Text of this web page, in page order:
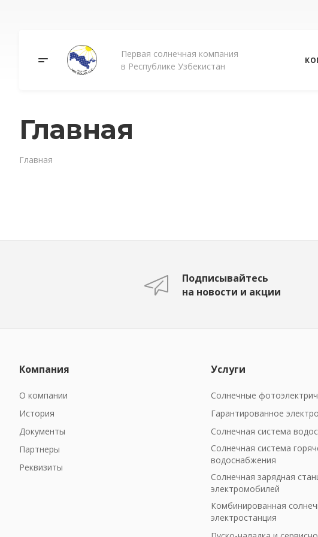
Первая солнечная компания
в Республике Узбекистан
Главная
Главная
Подписывайтесь
на новости и акции
Компания
О компании
История
Документы
Партнеры
Реквизиты
Услуги
Солнечные
Гарантированное
Солнечная система
Солнечная система
водоснабжения
Солнечная зарядная
электромобилей
Комбинированная
электростанция